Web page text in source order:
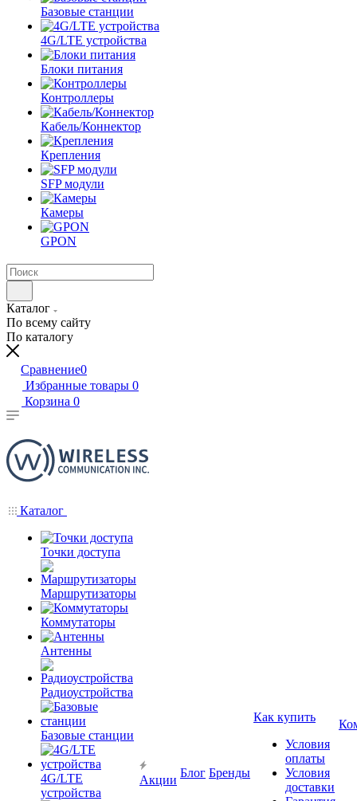
Базовые станции
4G/LTE устройства
Блоки питания
Контроллеры
Кабель/Коннектор
Крепления
SFP модули
Камеры
GPON
Каталог
По всему сайту
По каталогу
Сравнение0
Избранные товары 0
Корзина 0
Каталог
Точки доступа
Маршрутизаторы
Коммутаторы
Антенны
Радиоустройства
Базовые станции
4G/LTE
устройства
Акции
Блог Бренды
Как купить
Условия
оплаты
Условия
доставки